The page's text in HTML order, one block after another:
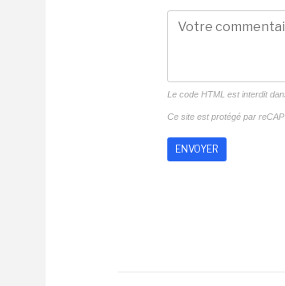
Le code HTML est interdit
Ce site est protégé par